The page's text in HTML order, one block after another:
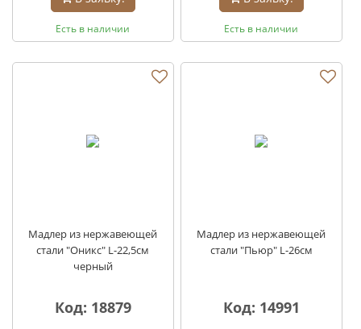
Есть в наличии Есть в наличии
Мадлер из нержавеющей
стали "Оникс" L-22,5см
черный
Код: 18879
Мадлер из нержавеющей
стали "Пьюр" L-26см
Код: 14991